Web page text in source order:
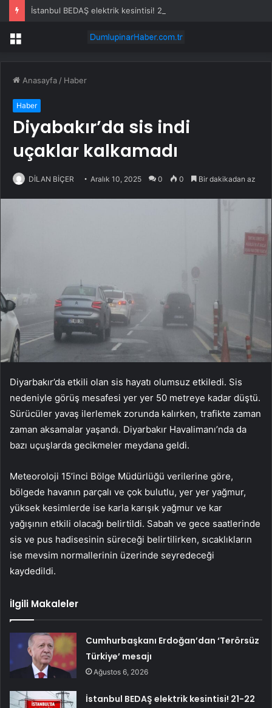
Menü
Anasayfa / Haber
Haber
Diyabakır’da sis indi
uçaklar kalkamadı
DİLAN BİÇER Aralık 10, 2025 0 0 Bir dakikadan az
Diyarbakır’da etkili olan sis hayatı olumsuz etkiledi. Sis
nedeniyle görüş mesafesi yer yer 50 metreye kadar düştü.
Sürücüler yavaş ilerlemek zorunda kalırken, trafikte zaman
zaman aksamalar yaşandı. Diyarbakır Havalimanı’nda da
bazı uçuşlarda gecikmeler meydana geldi.
Meteoroloji 15’inci Bölge Müdürlüğü verilerine göre,
bölgede havanın parçalı ve çok bulutlu, yer yer yağmur,
yüksek kesimlerde ise karla karışık yağmur ve kar
yağışının etkili olacağı belirtildi. Sabah ve gece saatlerinde
sis ve pus hadisesinin süreceği belirtilirken, sıcaklıkların
ise mevsim normallerinin üzerinde seyredeceği
kaydedildi.
İlgili Makaleler
Cumhurbaşkanı Erdoğan’dan ‘Terörsüz
Türkiye’ mesajı
Ağustos 6, 2026
İstanbul BEDAŞ elektrik kesintisi! 21-22